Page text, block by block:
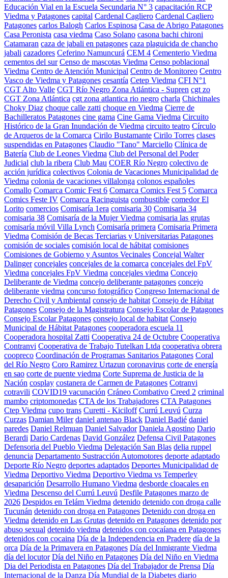
Educación Vial en la Escuela Secundaria N° 3 capacitación RCP
Viedma y Patagones capital Cardenal Cagliero Cardenal Cagliero
Patagones carlos Balogh Carlos Espinosa Casa de Abrigo Patagones
Casa Peronista casa viedma Caso Solano casona bachi chironi
Catamaran caza de jabali en patagones caza plaguicida de chancho
jabali cazadores Ceferino Namuncurá CEM 4 Cementerio Viedma
cementos del sur Censo de mascotas Viedma Censo poblacional
Viedma Centro de Atención Municipal Centro de Monitoreo Centro
Vasco de Viedma y Patagones cesantía Cetep Viedma CFI N°1
CGT Alto Valle CGT Río Negro Zona Atlántica - Supren cgt zo
CGT Zona Atlántica cgt zona atlantica rio negro charla Chichinales
Choky Diaz choque calle zatti choque en Viedma Cierre de
Bachilleratos Patagones cine gama Cine Gama Viedma Circuito
Histórico de la Gran Inundación de Viedma circuito teatro Círculo
de Arqueros de la Comarca Cirilo Bustamante Cirilo Torres clases
suspendidas en Patagones Claudio "Tano" Marciello Clínica de
Batería Club de Leones Viedma Club del Personal del Poder
Judicial club la ribera Club Mau COER Río Negro colectivo de
acción jurídica colectivos Colonia de Vacaciones Municipalidad de
Viedma colonia de vacaciones villalonga colonos españoles
Comallo Comarca Comic Fest 6 Comarca Comics Fest 5 Comarca
Comics Feste IV Comarca Racinguista combustible comedor El
Lorito comercios Comisaría 1era comisaria 30 Comisaria 34
comisaria 38 Comisaría de la Mujer Viedma comisaria las grutas
comisaría móvil Villa Lynch Comisaría primera Comisaria Primera
Viedma Comisión de Becas Terciarias y Universitarias Patagones
comisión de sociales comisión local de hábitat comisiones
Comisiones de Gobierno y Asuntos Vecinales Concejal Walter
Dalinger concejales concejales de la comarca concejales del FpV
Viedma concejales FpV Viedma concejales viedma Concejo
Deliberante de Viedma concejo deliberante patagones concejo
deliberante viedma concurso fotográfico Congreso Internacional de
Derecho Civil y Ambiental consejo de habitat Consejo de Hábitat
Patagones Consejo de la Magistratura Consejo Escolar de Patagones
Consejo Escolar Patagones consejo local de habitat Consejo
Municipal de Hábitat Patagones cooperadora escuela 11
Cooperadora hospital Zatti Cooperativa 24 de Octubre Cooperativa
Contranvi Cooperativa de Trabajo Tutelkan Ltda cooperativa obrera
coopreco Coordinación de Programas Sanitarios Patagones Coral
del Río Negro Coro Ramirez Urtazun coronavirus corte de energía
en sao corte de puente viedma Corte Suprema de Justicia de la
Nación cosplay costanera de Carmen de Patagones Cotranvi
cotravili COVID19 vacunación Cráneo Combativo Creed 2 criminal
mambo criptomonedas CTA de los Trabajadores CTA Patagones
Ctep Viedma cupo trans Curetti - Kiciloff Currú Leuvú Curza
Curzas Damian Miler daniel antenao Black Daniel Badié daniel
paredes Daniel Relmuan Daniel Salvador Daniela Agostino Dario
Berardi Dario Cardenas David González Defensa Civil Patagones
Defensoria del Pueblo Viedma Delegación San Blas delia ruppel
denuncia Departamento Sustracción Automotores deporte adaptado
Deporte Río Negro deportes adaptados Deportes Municipalidad de
Viedma Deportivo Viedma Deportivo Viedma vs Temperley
desaparición Desarrollo Humano Viedma desborde cloacales en
Viedma Descenso del Currú Leuvú Desfile Patagones marzo de
2026 Despidos en Telám Viedma detenido detenido con droga calle
Tucunán detenido con droga en Patagones Detenido con droga en
Viedma detenido en Las Grutas detenido en Patagones detenido por
abuso sexual detenido viedma detenidos con cocaíana en Patagones
detenidos con cocaina Día de la Independencia en Pradere día de la
orca Día de la Primavera en Patagones Día del Inmigrante Viedma
día del locutor Día del Niño en Patagones Día del Niño en Viedma
Dia del Periodista en Patagones Día del Trabajador de Prensa Día
Internacional de la Danza Día Mundial de la Diabetes diario